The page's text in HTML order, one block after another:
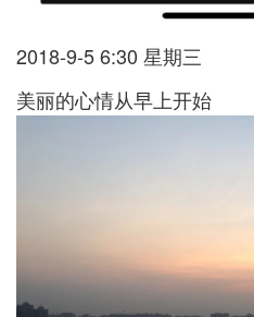
2018-9-5 6:30 星期三
美丽的心情从早上开始